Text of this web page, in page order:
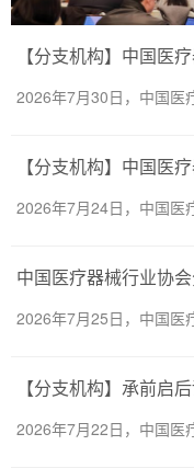
2026年7月30日，中国
2026年7月24日，中国
中国医疗器械行业协
2026年7月25日，中国
2026年7月22日，中国